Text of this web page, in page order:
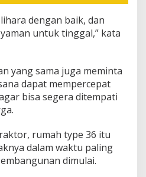
dengan baik, dan
untuk tinggal,” kata
yang sama juga meminta
dapat mempercepat
bisa segera ditempati
rumah type 36 itu
dalam waktu paling
dimulai.